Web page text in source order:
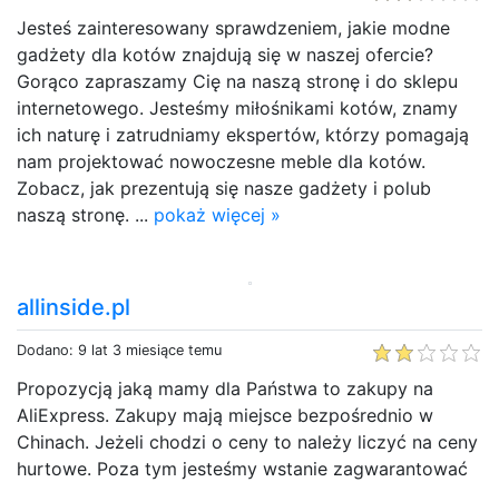
Jesteś zainteresowany sprawdzeniem, jakie modne
gadżety dla kotów znajdują się w naszej ofercie?
Gorąco zapraszamy Cię na naszą stronę i do sklepu
internetowego. Jesteśmy miłośnikami kotów, znamy
ich naturę i zatrudniamy ekspertów, którzy pomagają
nam projektować nowoczesne meble dla kotów.
Zobacz, jak prezentują się nasze gadżety i polub
naszą stronę. ... pokaż więcej »
allinside.pl
Dodano: 9 lat 3 miesiące temu
Propozycją jaką mamy dla Państwa to zakupy na
AliExpress. Zakupy mają miejsce bezpośrednio w
Chinach. Jeżeli chodzi o ceny to należy liczyć na ceny
hurtowe. Poza tym jesteśmy wstanie zagwarantować